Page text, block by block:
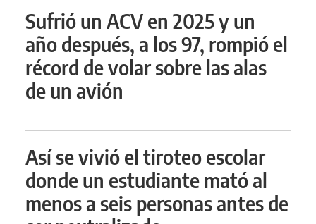
Sufrió un ACV en 2025 y un
año después, a los 97, rompió el
récord de volar sobre las alas
de un avión
Así se vivió el tiroteo escolar
donde un estudiante mató al
menos a seis personas antes de